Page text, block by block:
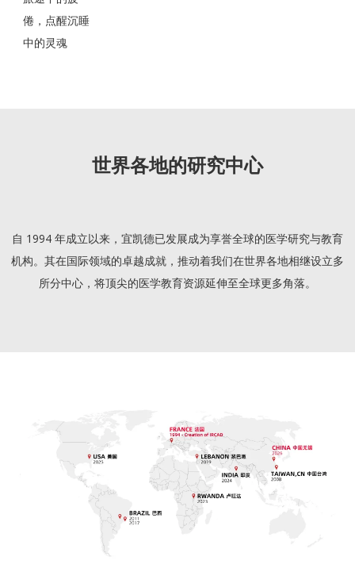
倦，点醒沉睡
中的灵魂
世界各地的研究中心
自 1994 年成立以来，宜凯德已发展成为享誉全球的医学研究与教育
机构。其在国际领域的卓越成就，推动着我们在世界各地相继设立多
所分中心，将顶尖的医学教育资源延伸至全球更多角落。